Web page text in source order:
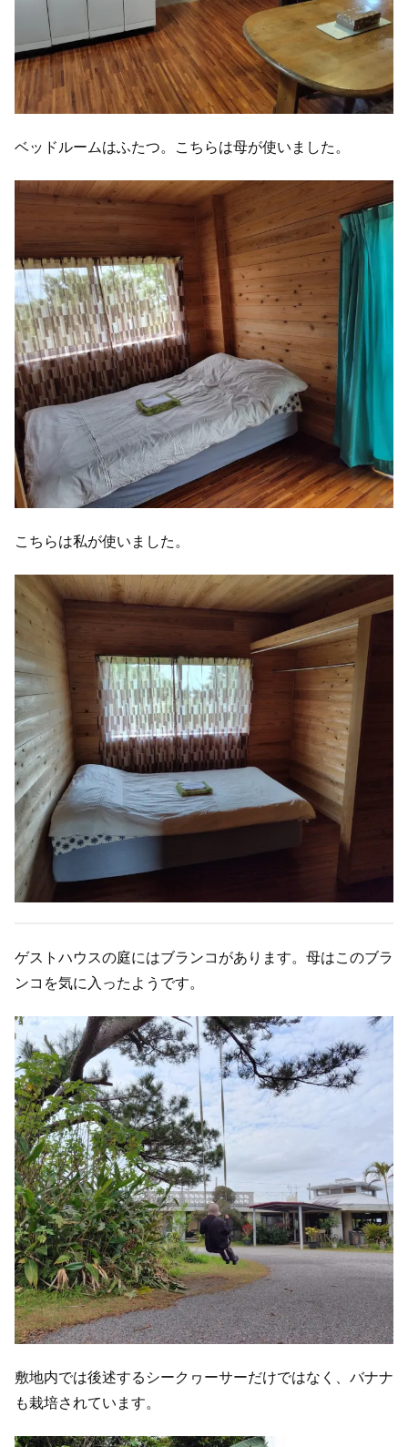
ベッドルームはふたつ。こちらは母が使いました。
こちらは私が使いました。
ゲストハウスの庭にはブランコがあります。母はこのブラ
ンコを気に入ったようです。
敷地内では後述するシークヮーサーだけではなく、バナナ
も栽培されています。